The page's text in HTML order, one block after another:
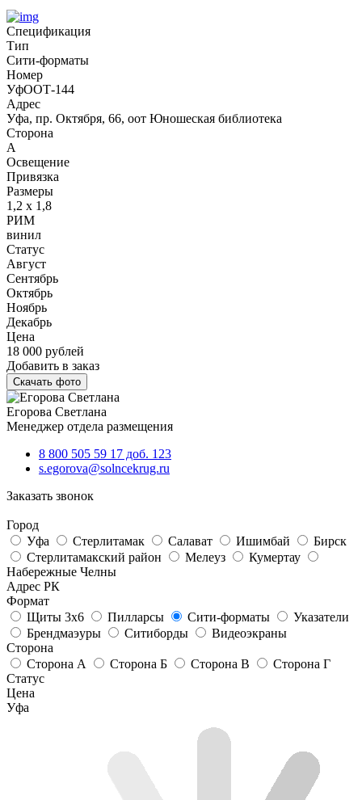
Спецификация
Тип
Сити-форматы
Номер
УфООТ-144
Адрес
Уфа, пр. Октября, 66, оот Юношеская библиотека
Сторона
А
Освещение
Привязка
Размеры
1,2 х 1,8
РИМ
винил
Статус
Август
Сентябрь
Октябрь
Ноябрь
Декабрь
Цена
18 000 рублей
Добавить в заказ
Скачать фото
Егорова Светлана
Менеджер отдела размещения
8 800 505 59 17 доб. 123
s.egorova@solncekrug.ru
Заказать звонок
Город
Уфа
Стерлитамак Салават Ишимбай
Бирск
Стерлитамакский район
Мелеуз
Кумертау
Набережные Челны
Адрес РК
Формат
Щиты 3х6
Пилларсы Сити-форматы
Указатели
Брендмаэуры
Ситиборды
Видеоэкраны
Сторона
Сторона А
Сторона Б Сторона В
Сторона Г
Статус
Цена
Уфа